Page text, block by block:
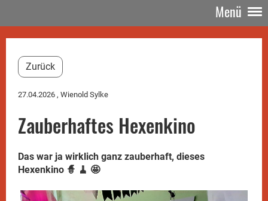
Menü
Zurück
27.04.2026 , Wienold Sylke
Zauberhaftes Hexenkino
Das war ja wirklich ganz zauberhaft, dieses
Hexenkino 🧙 🧹 🤩